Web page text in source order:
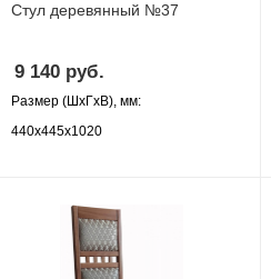
Стул деревянный №37
9 140 руб.
Размер (ШхГхВ), мм:
440х445х1020